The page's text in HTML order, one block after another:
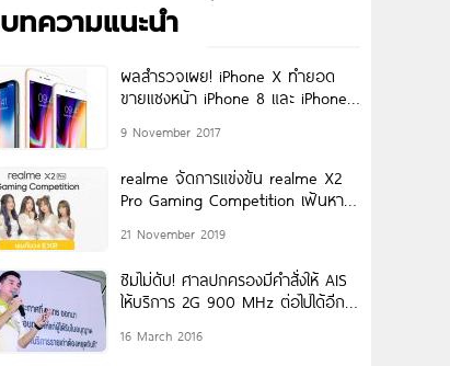
บทความแนะนำ
ผลสำรวจเผย! iPhone X ทำยอด
ขายแซงหน้า iPhone 8 และ iPhone
9 November 2017
realme จัดการแข่งขัน realme X2
Pro Gaming Competition เฟ้นหา
100,000
21 November 2019
ซิมไม่ดับ! ศาลปกครองมีคำสั่งให้ AIS
ให้บริการ 2G 900 MHz ต่อไปได้อีก
16 March 2016